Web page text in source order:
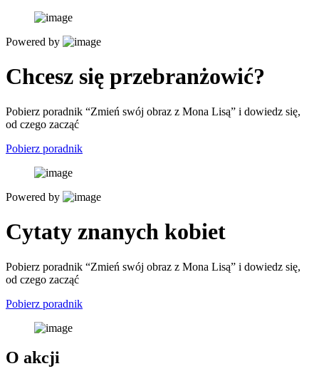
Powered by
Chcesz się przebranżowić?
Pobierz poradnik “Zmień swój obraz z Mona Lisą” i dowiedz się,
od czego zacząć
Pobierz poradnik
Powered by
Cytaty znanych kobiet
Pobierz poradnik “Zmień swój obraz z Mona Lisą” i dowiedz się,
od czego zacząć
Pobierz poradnik
O akcji